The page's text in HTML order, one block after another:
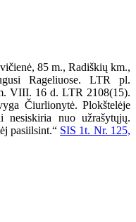
85 m., Radiškių km.,
Rageliuose. LTR pl.
VIII. 16 d. LTR 2108(15).
Čiurlionytė. Plokštelėje
nesiskiria nuo užrašytųjų.
pasiilsint.“ SIS 1t. Nr. 125,